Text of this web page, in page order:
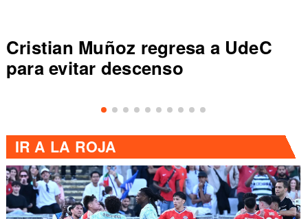
Cristian Muñoz regresa a UdeC
para evitar descenso
IR A LA ROJA